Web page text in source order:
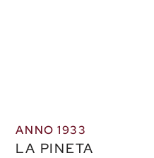
ANNO 1933
LA PINETA